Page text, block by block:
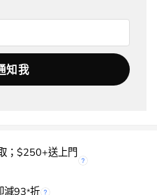
；$250+送上門
減93*折